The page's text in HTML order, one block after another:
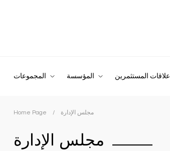
المجموعات المؤسسة علاقات المستثمرين
Home Page مجلس الإدارة
مجلس الإدارة